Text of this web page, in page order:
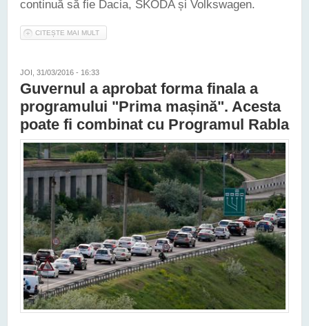
continuă să fie Dacia, SKODA și Volkswagen.
CITEȘTE MAI MULT
JOI, 31/03/2016 - 16:33
Guvernul a aprobat forma finala a
programului "Prima mașină". Acesta
poate fi combinat cu Programul Rabla